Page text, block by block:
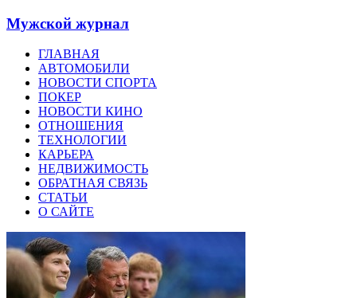
Мужской журнал
ГЛАВНАЯ
АВТОМОБИЛИ
НОВОСТИ СПОРТА
ПОКЕР
НОВОСТИ КИНО
ОТНОШЕНИЯ
ТЕХНОЛОГИИ
КАРЬЕРА
НЕДВИЖИМОСТЬ
ОБРАТНАЯ СВЯЗЬ
СТАТЬИ
О САЙТЕ